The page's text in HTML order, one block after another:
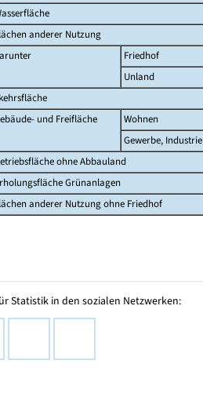
anderer Nutzung
Friedhof
Unland
und Freifläche Wohnen
Gewerbe, Industrie
ohne Abbauland
Grünanlagen
anderer Nutzung ohne Friedhof
Statistik in den sozialen Netzwerken: